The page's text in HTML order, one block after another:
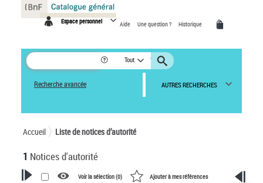
Espace personnel Aide Une question ? Historique
Tout
Recherche avancée AUTRES RECHERCHES
Accueil Liste de notices d’autorité
1 Notices d'autorité
Voir la sélection (0) Ajouter à mes références
Panneau de gestion des cookies